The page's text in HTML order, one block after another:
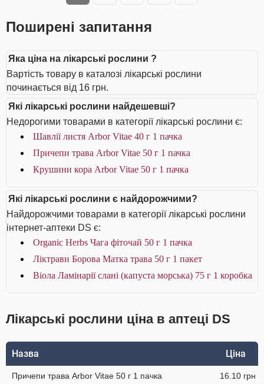
Поширені запитання
Яка ціна на лікарські рослини ?
Вартість товару в каталозі лікарські рослини
починається від 16 грн.
Які лікарські рослини найдешевші?
Недорогими товарами в категорії лікарські рослини є:
Шавлії листя Arbor Vitae 40 г 1 пачка
Причепи трава Arbor Vitae 50 г 1 пачка
Крушини кора Arbor Vitae 50 г 1 пачка
Які лікарські рослини є найдорожчими?
Найдорожчими товарами в категорії лікарські рослини
інтернет-аптеки DS є:
Organic Herbs Чага фіточай 50 г 1 пачка
Ліктрави Борова Матка трава 50 г 1 пакет
Віола Ламінарії слані (капуста морська) 75 г 1 коробка
Лікарські рослини ціна в аптеці DS
Назва Ціна
Причепи трава Arbor Vitae 50 г 1 пачка 16.10 грн